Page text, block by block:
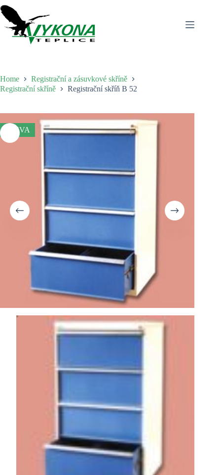
Skip
to
content
Home
Registrační a zásuvkové skříně
Registrační skříně
Registrační skříň B 52
SLEVA